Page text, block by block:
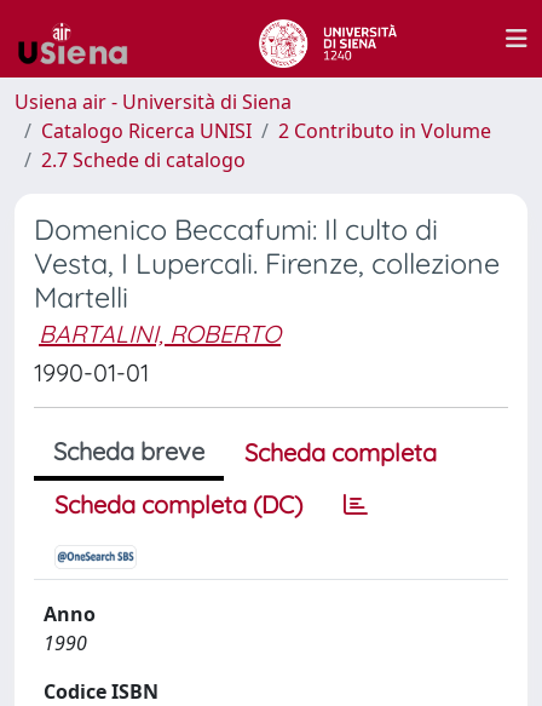
Usiena air - Università di Siena
Catalogo Ricerca UNISI
2 Contributo in Volume
2.7 Schede di catalogo
Domenico Beccafumi: Il culto di
Vesta, I Lupercali. Firenze, collezione
Martelli
BARTALINI, ROBERTO
1990-01-01
Scheda breve
Scheda completa
Scheda completa (DC)
Anno
1990
Codice ISBN